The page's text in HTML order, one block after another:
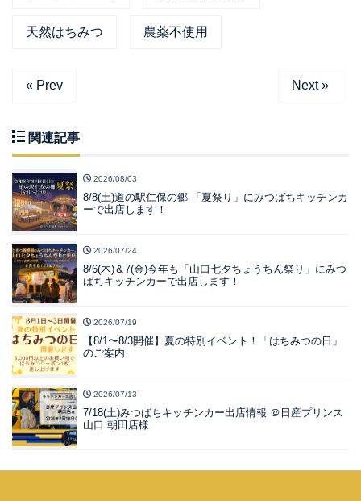
天然はちみつ 農薬不使用
« Prev Next »
関連記事
2026/08/03
8/8(土)道の駅仁保の郷 「夏祭り」にみつばちキッチンカ
ーで出店します！
2026/07/24
8/6(木)＆7(金)今年も「山口七夕ちょうちん祭り」にみつ
ばちキッチンカーで出店します！
2026/07/19
【8/1〜8/3開催】夏の特別イベント！「はちみつの日」
のご案内
2026/07/13
7/18(土)みつばちキッチンカー出店情報 ＠日産プリンス
山口 朝田店様